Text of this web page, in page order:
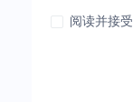
阅读并接受